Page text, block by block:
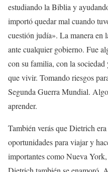
estudiando la Biblia y
importó quedar mal cuando
cuestión judía». La manera en
ante cualquier gobierno. Fue
con su familia, con la
que vivir. Tomando riesgos
Segunda Guerra Mundial.
aprender.
También verás que Dietrich
oportunidades para viajar y
importantes como Nueva